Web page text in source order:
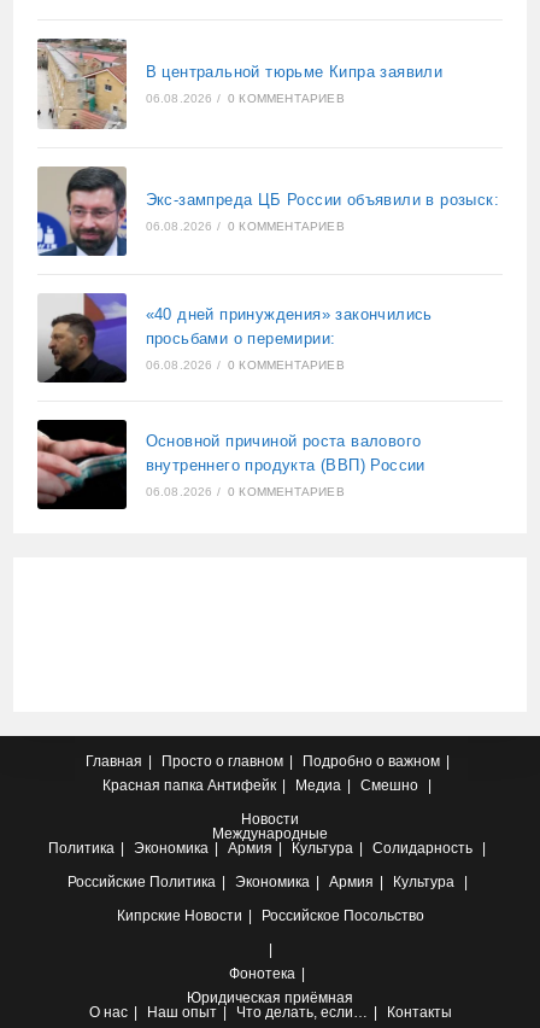
В центральной тюрьме Кипра заявили
06.08.2026 / 0 КОММЕНТАРИЕВ
Экс-зампреда ЦБ России объявили в розыск:
06.08.2026 / 0 КОММЕНТАРИЕВ
«40 дней принуждения» закончились
просьбами о перемирии:
06.08.2026 / 0 КОММЕНТАРИЕВ
Основной причиной роста валового
внутреннего продукта (ВВП) России
06.08.2026 / 0 КОММЕНТАРИЕВ
Главная Просто о главном
Подробно о важном
Красная папка Антифейк Медиа
Смешно
Новости
Международные
Политика
Экономика Армия Культура
Солидарность
Российские Политика Экономика Армия
Культура
Кипрские Новости Российское Посольство
Фонотека
Юридическая приёмная
О нас
Наш опыт Что делать, если… Контакты